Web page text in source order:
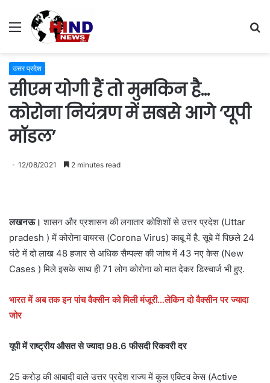
Menu
उत्तर प्रदेश
सीएम योगी हैं तो मुमकिन है…
कोरोना नियंत्रण में सबसे आगे ‘यूपी
मॉडल’
12/08/2021 2 minutes read
लखनऊ।शासन और प्रशासन की लगातार कोशिशों से उत्तर प्रदेश (Uttar
pradesh ) में कोरोना वायरस (Corona Virus) काबू में है. सूबे में पिछले 24
घंटे में दो लाख 48 हजार से अधिक सैम्पल्स की जांच में 43 नए केस (New
Cases ) मिले इसके साथ ही 71 लोग कोरोना को मात देकर डिस्चार्ज भी हुए.
भारत में अब तक इन पांच वैक्सीन को मिली मंजूरी…लेकिन दो वैक्सीन पर ज्यादा
जोर
यूपी में राष्ट्रीय औसत से ज्यादा 98.6 फीसदी रिकवरी दर
25 करोड़ की आबादी वाले उत्तर प्रदेश राज्य में कुल एक्टिव केस (Active